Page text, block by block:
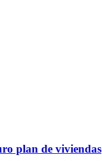
plan de viviendas